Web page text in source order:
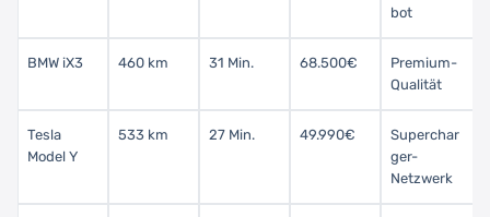
bot
BMW iX3 460 km 31 Min. 68.500€
Premium-
Qualität
Tesla
Model Y
533 km 27 Min. 49.990€
Superchar
ger-
Netzwerk